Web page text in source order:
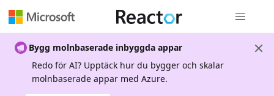
Bygg molnbaserade inbyggda appar
Redo för AI? Upptäck hur du bygger och skalar
molnbaserade appar med Azure.